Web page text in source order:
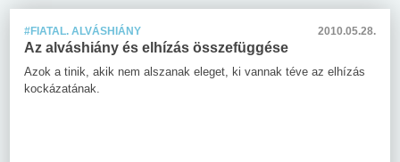
#FIATAL. ALVÁSHIÁNY 2010.05.28.
Az alváshiány és elhízás összefüggése
Azok a tinik, akik nem alszanak eleget, ki vannak téve az elhízás
kockázatának.